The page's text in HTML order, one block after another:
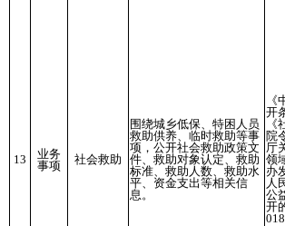
13
业务
事项
社会救助
围绕城乡低保、特困人员
救助供养、临时救助等事
项，公开社会救助政策文
件、救助对象认定、救助
标准、救助人数、救助水
平、资金支出等相关信
息。
开
院
厅
领
办
人
公
开